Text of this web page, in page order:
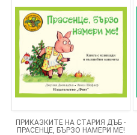
ПРИКАЗКИТЕ НА СТАРИЯ ДЪБ -
ПРАСЕНЦЕ, БЪРЗО НАМЕРИ МЕ!